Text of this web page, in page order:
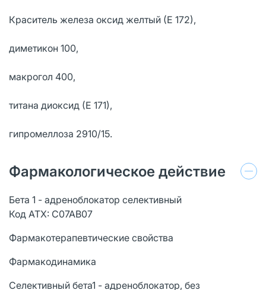
Краситель железа оксид желтый (Е 172),
диметикон 100,
макрогол 400,
титана диоксид (Е 171),
гипромеллоза 2910/15.
Фармакологическое действие
Бета 1 - адреноблокатор селективный
Код АТХ: С07АВ07
Фармакотерапевтические свойства
Фармакодинамика
Селективный бета1 - адреноблокатор, без